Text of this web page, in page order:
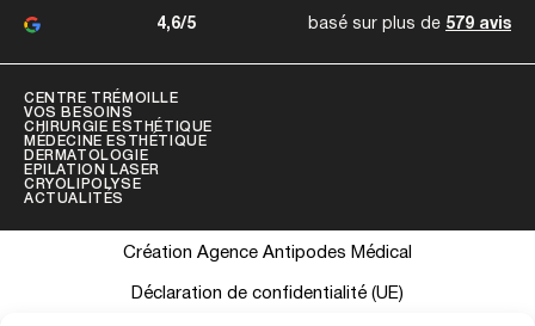
4,6/5 basé sur plus de 579 avis
CENTRE TRÉMOILLE
VOS BESOINS
CHIRURGIE ESTHÉTIQUE
MÉDECINE ESTHÉTIQUE
DERMATOLOGIE
EPILATION LASER
CRYOLIPOLYSE
ACTUALITÉS
Création Agence Antipodes Médical
Déclaration de confidentialité (UE)